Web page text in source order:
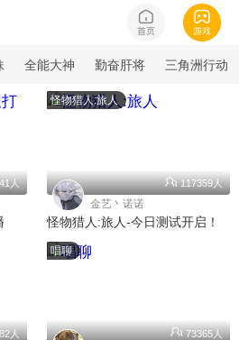
全能大神 勤奋肝将 三角洲行动
人
怪物猎人:旅人
117359人
金艺丶诺诺
怪物猎人:旅人-今日测试开启！
人
唱聊
73365人